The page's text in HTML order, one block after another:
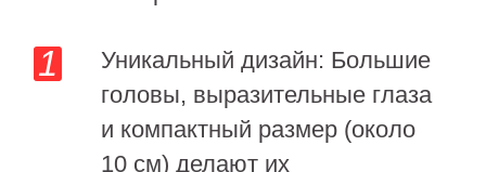
Уникальный дизайн: Большие
головы, выразительные глаза
и компактный размер (около
10 см) делают их